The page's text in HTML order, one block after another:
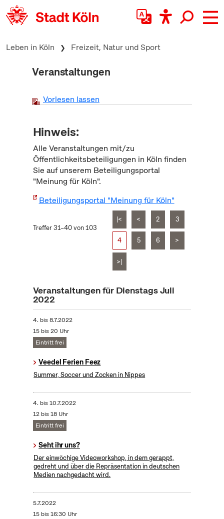
zum Inhalt springen
Leben in Köln Freizeit, Natur und Sport
Veranstaltungen
Vorlesen lassen
Hinweis:
Alle Veranstaltungen mit/zu
Öffentlichkeitsbeteiligungen in Köln finden
Sie auf unserem Beteiligungsportal
"Meinung für Köln".
Beteiligungsportal "Meinung für Köln"
Treffer 31–40 von 103
|< < 2 3
4 5 6 >
>|
Veranstaltungen für Dienstags Juli
2022
4. bis8.7.2022
15 bis 20 Uhr
Eintritt frei
Veedel Ferien Feez
Summer, Soccer und Zocken in Nippes
4. bis10.7.2022
12 bis 18 Uhr
Eintritt frei
Seht ihr uns?
Der einwöchige Videoworkshop, in dem gerappt,
gedreht und über die Repräsentation in deutschen
Medien nachgedacht wird.
5.7.2022
15 bis 16:30 Uhr